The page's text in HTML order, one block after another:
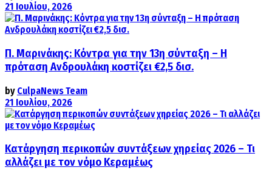
21 Ιουλίου, 2026
Π. Μαρινάκης: Κόντρα για την 13η σύνταξη – Η
πρόταση Ανδρουλάκη κοστίζει €2,5 δισ.
by CulpaNews Team
21 Ιουλίου, 2026
Κατάργηση περικοπών συντάξεων χηρείας 2026 – Τι
αλλάζει με τον νόμο Κεραμέως